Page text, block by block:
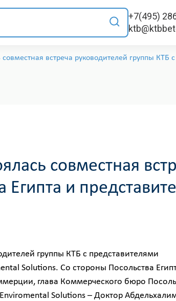
+7(495)
встреча руководителей группы
совместная
Египта и
группы КТБ с представителями
Solutions. Со стороны Посольства
глава Коммерческого бюро
Solutions – Доктор